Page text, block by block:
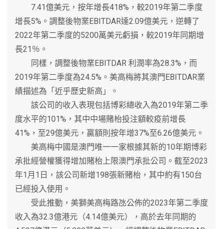
7.41億美元，按年增長418%，較2019年第二季度
增長5%。調整後物業EBITDAR達2.09億美元，逆轉了
2022年第二季度的5200萬美元虧損，較2019年同期增
長21％。
同樣，調整後物業EBITDAR 利潤率為28.3%，而
2019年第二季度為24.5%。美高梅將其澳門EBITDAR業
績描述為「近乎歷史新高」。
該公司的收入表現包括博彩總收入為2019年第二季
度水平的101%，其中中場賭枱投注額較疫前增長
41%，至29億美元，贏額則按年增37%至6.26億美元。
美高梅中國是澳門唯一一家根據其新的10年期博彩
承批經營權獲得增加賭枱上限澳門承批公司。截至2023
年1月1日，該公司新增198張新賭枱，其中約有150台
已經投入使用。
受此推動，美獅美高梅路氹公佈的2023年第二季度
收入為32.3億港元（4.14億美元），高於去年同期的